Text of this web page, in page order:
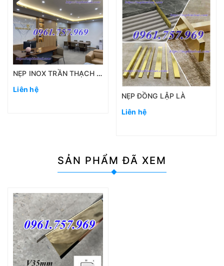
NẸP INOX TRẦN THẠCH CAO
Liên hệ
NẸP ĐỒNG LẬP LÀ
Liên hệ
SẢN PHẨM ĐÃ XEM